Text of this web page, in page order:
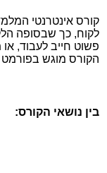
לקוח, כך שבסופה
פשוט חייב לעבוד, או
הקורס מוגש בפורמט
בין נושאי הקורס: